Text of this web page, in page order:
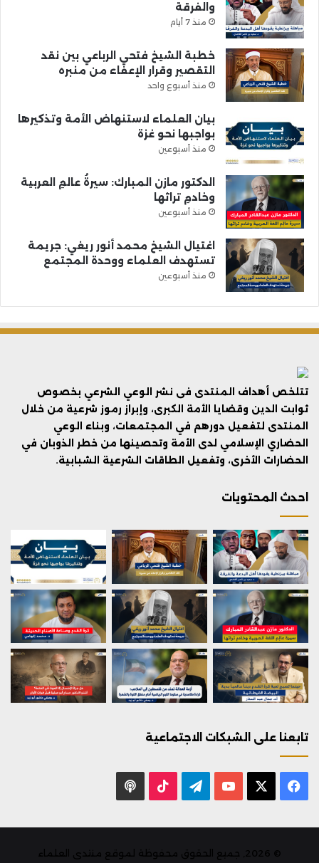
والفرقة
منذ 7 أيام
خطبة الشيخ فتحي الرباعي بين نقد
التقصير وقرار الإعفاء من منبره
منذ أسبوع واحد
بيان العلماء لاستنهاض الأمة وتذكيرها
بواجبها نحو غزة
منذ أسبوعين
الدكتور مازن المبارك: سيرةُ عالمِ العربية
وخادمِ تراثها
منذ أسبوعين
اغتيال الشيخ محمد أنور ريغي: جريمة
تستهدف العلماء ووحدة المجتمع
منذ أسبوعين
تتلخص أهداف المنتدى فى نشر الوعي الشرعي بخصوص
ثوابت الدين وقضايا الأمة الكبرى، وإبراز رموز شرعية من خلال
المنتدى لتفعيل دورهم في المجتمعات، وبناء الوعي
الحضاري الإسلامي لدى الأمة وتحصينها من خطر الذوبان في
الحضارات الأخرى، وتفعيل الطاقات الشرعية الشبابية.
احدث المحتويات
تابعنا على الشبكات الاجتماعية
فيسبوك يوتيوب تيلقرام ‫TikTok
© 2026, جميع الحقوق محفوظة لموقع منتدى العلماء